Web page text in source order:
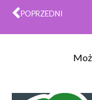
Prev
POPRZEDNI